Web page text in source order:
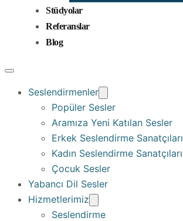
Stüdyolar
Referanslar
Blog
Seslendirmenler
Popüler Sesler
Aramıza Yeni Katılan Sesler
Erkek Seslendirme Sanatçıları
Kadın Seslendirme Sanatçıları
Çocuk Sesler
Yabancı Dil Sesler
Hizmetlerimiz
Seslendirme